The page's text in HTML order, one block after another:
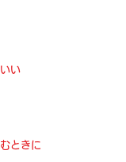
い
ときに